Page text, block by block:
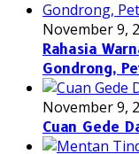
November 9,
Rahasia
Gondrong,
November 9,
Cuan Gede